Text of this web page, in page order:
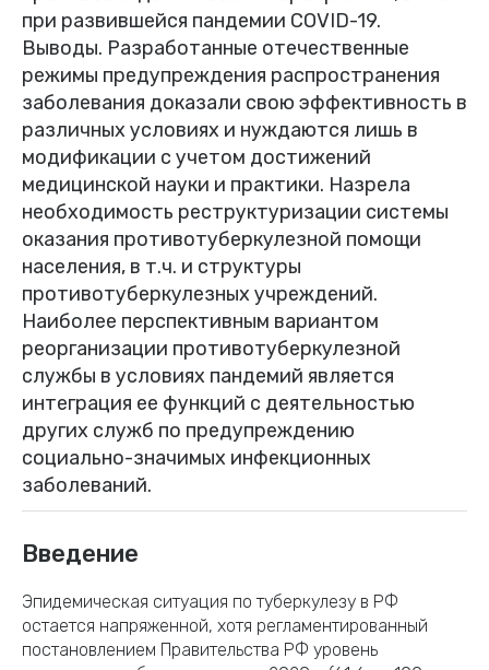
при развившейся пандемии COVID-19.
Выводы. Разработанные отечественные
режимы предупреждения распространения
заболевания доказали свою эффективность в
различных условиях и нуждаются лишь в
модификации с учетом достижений
медицинской науки и практики. Назрела
необходимость реструктуризации системы
оказания противотуберкулезной помощи
населения, в т.ч. и структуры
противотуберкулезных учреждений.
Наиболее перспективным вариантом
реорганизации противотуберкулезной
службы в условиях пандемий является
интеграция ее функций с деятельностью
других служб по предупреждению
социально-значимых инфекционных
заболеваний.
Введение
Эпидемическая ситуация по туберкулезу в РФ
остается напряженной, хотя регламентированный
постановлением Правительства РФ уровень